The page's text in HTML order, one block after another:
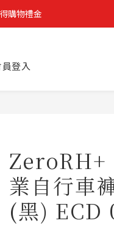
購物禮金
購物禮金
購物禮金
登入
ZeroRH+
業自行車
(黑) ECD